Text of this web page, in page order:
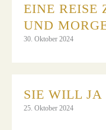
EINE REISE
UND
30. Oktober 2024
SIE WILL
25. Oktober 2024